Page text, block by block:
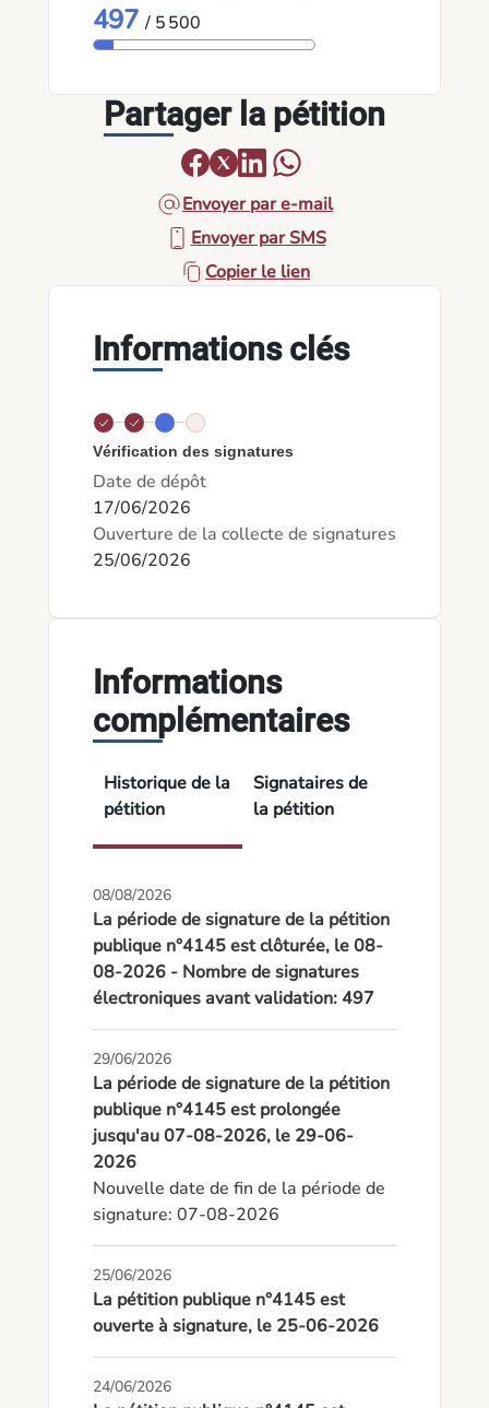
497 / 5 500
Partager la pétition
Envoyer par e-mail
Envoyer par SMS
Copier le lien
Informations clés
Vérification des signatures
Date de dépôt
17/06/2026
Ouverture de la collecte de signatures
25/06/2026
Informations
complémentaires
Historique de la
pétition
Signataires de
la pétition
08/08/2026
La période de signature de la pétition
publique n°4145 est clôturée, le 08-
08-2026 - Nombre de signatures
électroniques avant validation: 497
29/06/2026
La période de signature de la pétition
publique n°4145 est prolongée
jusqu'au 07-08-2026, le 29-06-
2026
Nouvelle date de fin de la période de
signature: 07-08-2026
25/06/2026
La pétition publique n°4145 est
ouverte à signature, le 25-06-2026
24/06/2026